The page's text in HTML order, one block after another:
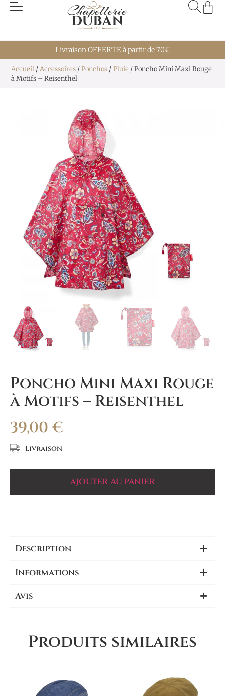
Livraison OFFERTE à partir de 70€
Accueil /Accessoires /Ponchos /Pluie / Poncho Mini Maxi Rouge
à Motifs – Reisenthel
Poncho Mini Maxi Rouge
à Motifs – Reisenthel
39,00€
Livraison
AJOUTER AU PANIER
Description
Informations
Avis
Produits similaires